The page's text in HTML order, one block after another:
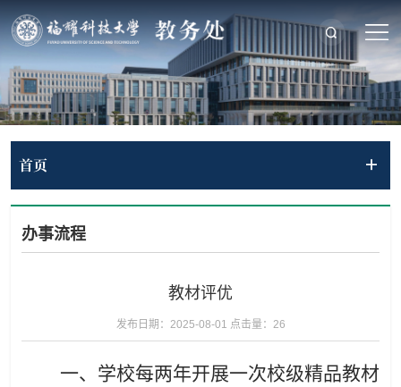
首页
办事流程
教材评优
发布日期：2025-08-01 点击量： 26
一、学校每两年开展一次校级精品教材